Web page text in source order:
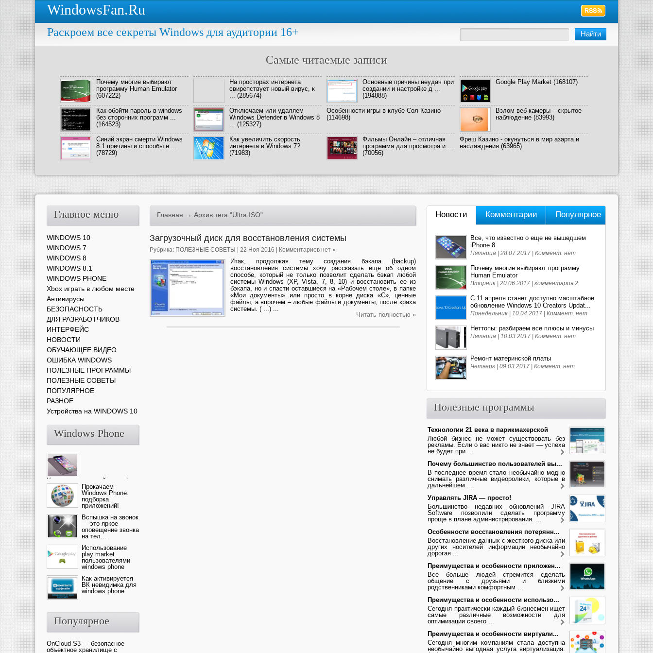
WindowsFan.Ru
Раскроем все секреты Windows для аудитории 16+
Самые читаемые записи
Почему многие выбирают
программу Human Emulator
(607222)
На просторах интернета
свирепствует новый вирус, к
... (285674)
Основные причины неудач при
создании и настройке д ...
(194888)
Google Play Market (168107)
Как обойти пароль в windows
без сторонних программ ...
(164523)
Отключаем или удаляем
Windows Defender в Windows 8
... (125327)
Особенности игры в клубе Сол Казино
(114698)
Взлом веб-камеры – скрытое
наблюдение (83993)
Синий экран смерти Windows
8.1 причины и способы е ...
(78729)
Как увеличить скорость
интернета в Windows 7?
(71983)
Фильмы Онлайн – отличная
программа для просмотра и ...
(70056)
Фреш Казино - окунуться в мир азарта и
наслаждения (63965)
Главная → Архив тега "Ultra ISO"
Загрузочный диск для восстановления системы
Рубрика: ПОЛЕЗНЫЕ СОВЕТЫ | 22 Ноя 2016 | Комментариев нет »
Итак, продолжая тему создания бэкапа (backup)
восстановления системы хочу рассказать еще об одном
способе, который не только позволит сделать бэкап любой
системы Windows (XP, Vista, 7, 8, 10) и восстановить ее из
бэкапа, но и спасти оставшиеся на «Рабочем столе», в папке
«Мои документы» или просто в корне диска «С», ценные
файлы, а впрочем – любые файлы и документы, после краха
системы. ( ...) ...
Читать полностью »
Главное меню
WINDOWS 10
WINDOWS 7
WINDOWS 8
WINDOWS 8.1
WINDOWS PHONE
Xbox играть в любом месте
Антивирусы
БЕЗОПАСНОСТЬ
ДЛЯ РАЗРАБОТЧИКОВ
ИНТЕРФЕЙС
НОВОСТИ
ОБУЧАЮЩЕЕ ВИДЕО
ОШИБКА WINDOWS
ПОЛЕЗНЫЕ ПРОГРАММЫ
ПОЛЕЗНЫЕ СОВЕТЫ
ПОПУЛЯРНОЕ
РАЗНОЕ
Устройства на WINDOWS 10
Windows Phone
Ультрасовременный смартфон
— это новика от компании Ap...
Прокачаем
Windows Phone:
подборка
приложений!
Вспышка на звонок
— это яркое
оповещение звонка
на тел...
Использование
play market
пользователями
windows phone
Как активируется
ВК невидимка для
windows phone
Популярное
OnCloud S3 — безопасное
объектное хранилище с
Новости Комментарии Популярное
Все, что известно о еще не вышедшем
iPhone 8
Пятница | 28.07.2017 | Коммент. нет
Почему многие выбирают программу
Human Emulator
Вторник | 20.06.2017 | комментария 2
С 11 апреля станет доступно масштабное
обновление Windows 10 Creators Updat...
Понедельник | 10.04.2017 | Коммент. нет
Неттопы: разбираем все плюсы и минусы
Пятница | 10.03.2017 | Коммент. нет
Ремонт материнской платы
Четверг | 09.03.2017 | Коммент. нет
Полезные программы
Технологии 21 века в парикмахерской
Любой бизнес не может существовать без
рекламы. Если о вас никто не знает — успеха
не будет при ...
Почему большинство пользователей вы...
В последнее время стало необычайно модно
снимать различные видеоролики, которые в
дальнейшем ...
Управлять JIRA — просто!
Большинство недавних обновлений JIRA
Software позволили сделать программу
проще в плане администрирования. ...
Особенности восстановления потерянн...
Восстановление данных с жесткого диска или
других носителей информации необычайно
дорогая ...
Преимущества и особенности приложен...
Все больше людей стремится сделать
общение с друзьями и близкими
родственниками комфортным ...
Преимущества и особенности использо...
Сегодня практически каждый бизнесмен ищет
самые различные возможности для
оптимизации своего ...
Преимущества и особенности виртуали...
Сегодня многим компаниям стала доступна
необычайно выгодная услуга виртуализация.